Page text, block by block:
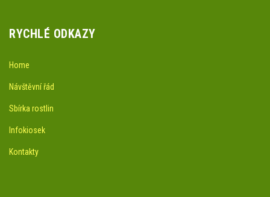
RYCHLÉ ODKAZY
Home
Návštěvní řád
Sbírka rostlin
Infokiosek
Kontakty